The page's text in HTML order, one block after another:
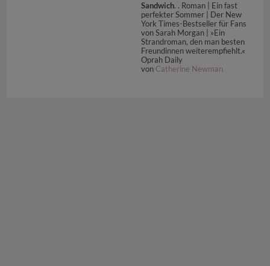
Sandwich. . Roman | Ein fast
perfekter Sommer | Der New
York Times-Bestseller für Fans
von Sarah Morgan | »Ein
Strandroman, den man besten
Freundinnen weiterempfiehlt.«
Oprah Daily
von Catherine Newman